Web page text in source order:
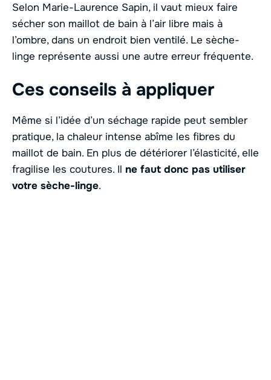
Selon Marie-Laurence Sapin, il vaut mieux faire
sécher son maillot de bain à l’air libre mais à
l’ombre, dans un endroit bien ventilé. Le sèche-
linge représente aussi une autre erreur fréquente.
Ces conseils à appliquer
Même si l’idée d’un séchage rapide peut sembler
pratique, la chaleur intense abîme les fibres du
maillot de bain. En plus de détériorer l’élasticité, elle
fragilise les coutures. Il ne faut donc pas utiliser
votre sèche-linge.